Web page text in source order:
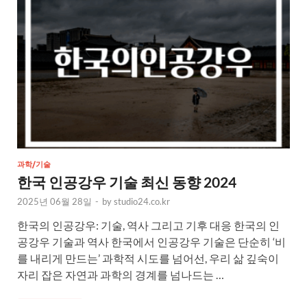
과학/기술
한국 인공강우 기술 최신 동향 2024
2025년 06월 28일 - bystudio24.co.kr
한국의 인공강우: 기술, 역사 그리고 기후 대응 한국의 인
공강우 기술과 역사 한국에서 인공강우 기술은 단순히 ‘비
를 내리게 만드는’ 과학적 시도를 넘어선, 우리 삶 깊숙이
자리 잡은 자연과 과학의 경계를 넘나드는 …